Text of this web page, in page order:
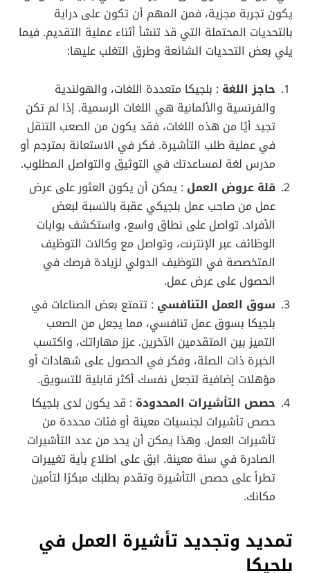
يكون تجربة مجزية، فمن المهم أن تكون على دراية
بالتحديات المحتملة التي قد تنشأ أثناء عملية التقديم. فيما
يلي بعض التحديات الشائعة وطرق التغلب عليها:
حاجز اللغة : بلجيكا متعددة اللغات، والهولندية
والفرنسية والألمانية هي اللغات الرسمية. إذا لم تكن
تجيد أيًا من هذه اللغات، فقد يكون من الصعب التنقل
في عملية طلب التأشيرة. فكر في الاستعانة بمترجم أو
مدرس لغة لمساعدتك في التوثيق والتواصل المطلوب.
قلة عروض العمل : يمكن أن يكون العثور على عرض
عمل من صاحب عمل بلجيكي عقبة بالنسبة لبعض
الأفراد. تواصل على نطاق واسع، واستكشف بوابات
الوظائف عبر الإنترنت، وتواصل مع وكالات التوظيف
المتخصصة في التوظيف الدولي لزيادة فرصك في
الحصول على عرض عمل.
سوق العمل التنافسي : تتمتع بعض الصناعات في
بلجيكا بسوق عمل تنافسي، مما يجعل من الصعب
التميز بين المتقدمين الآخرين. عزز مهاراتك، واكتسب
الخبرة ذات الصلة، وفكر في الحصول على شهادات أو
مؤهلات إضافية لتجعل نفسك أكثر قابلية للتسويق.
حصص التأشيرات المحدودة : قد يكون لدى بلجيكا
حصص تأشيرات لجنسيات معينة أو فئات محددة من
تأشيرات العمل. وهذا يمكن أن يحد من عدد التأشيرات
الصادرة في سنة معينة. ابق على اطلاع بأية تغييرات
تطرأ على حصص التأشيرة وتقدم بطلبك مبكرًا لتأمين
مكانك.
تمديد وتجديد تأشيرة العمل في
بلجيكا